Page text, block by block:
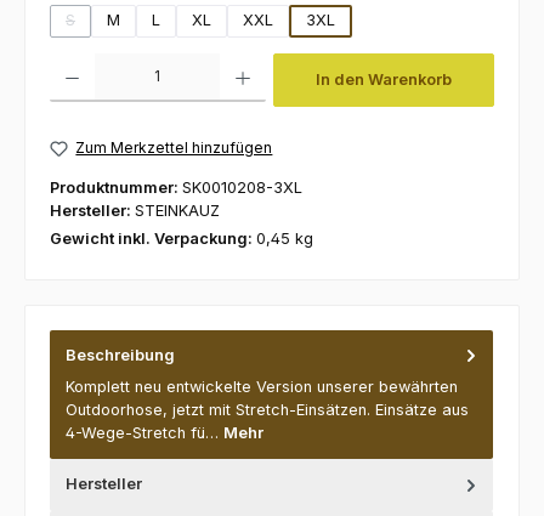
S
(Diese Option ist zurzeit nicht verfügbar.)
M L XL XXL 3XL
In den Warenkorb
Zum Merkzettel hinzufügen
Produktnummer: SK0010208-3XL
Hersteller: STEINKAUZ
Gewicht inkl. Verpackung: 0,45 kg
Beschreibung
Komplett neu entwickelte Version unserer bewährten
Outdoorhose, jetzt mit Stretch-Einsätzen. Einsätze aus
4-Wege-Stretch fü… Mehr
Hersteller